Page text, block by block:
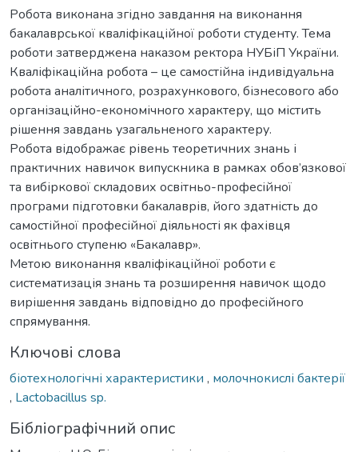
Робота виконана згідно завдання на виконання
бакалаврської кваліфікаційної роботи студенту. Тема
роботи затверджена наказом ректора НУБіП України.
Кваліфікаційна робота – це самостійна індивідуальна
робота аналітичного, розрахункового, бізнесового або
організаційно-економічного характеру, що містить
рішення завдань узагальненого характеру.
Робота відображає рівень теоретичних знань і
практичних навичок випускника в рамках обов’язкової
та вибіркової складових освітньо-професійної
програми підготовки бакалаврів, його здатність до
самостійної професійної діяльності як фахівця
освітнього ступеню «Бакалавр».
Метою виконання кваліфікаційної роботи є
систематизація знань та розширення навичок щодо
вирішення завдань відповідно до професійного
спрямування.
Ключові слова
біотехнологічні характеристики , молочнокислі бактерії
, Lactobacillus sp.
Бібліографічний опис